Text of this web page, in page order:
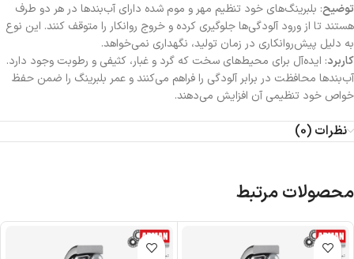
توضیح: بلبرینگ‌های خود تنظیم مهر و موم شده دارای آب‌بندها در هر دو طرف
هستند تا از ورود آلودگی‌ها جلوگیری کرده و خروج روانکار را متوقف کنند. این نوع
به دلیل پیش‌روانکاری در زمان تولید، نگهداری نمی‌خواهد.
کاربرد: ایده‌آل برای محیط‌های سخت که گرد و غبار، کثیفی و رطوبت وجود دارد.
آب‌بندها محافظت در برابر آلودگی را فراهم می‌کنند و عمر بلبرینگ را ضمن حفظ
خواص خود تنظیمی آن افزایش می‌دهند.
نظرات (0)
محصولات مرتبط